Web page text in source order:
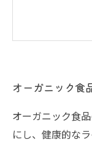
選ばれる
持続可能な
地球環境
体が喜ぶ
オーガニック食
オーガニック食
にし、健康的な